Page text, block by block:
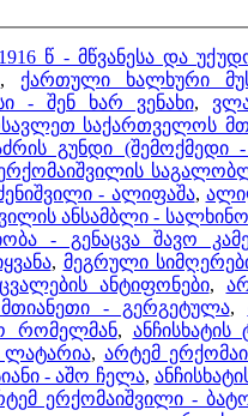
წ - მწვანესა და
, ქართული ხალხური
- შენ ხარ ვენახი,
საქართველოს
გუნდი
- ალიფაშა,
ანსამბლი - სალხინო
- გენაცვა შავო
, მეგრული
ანტიფონები,
- გერგეტულა,
რომელმან,
ლატარია, არტემ
- აშო ჩელა,
ერქომაიშვილი -